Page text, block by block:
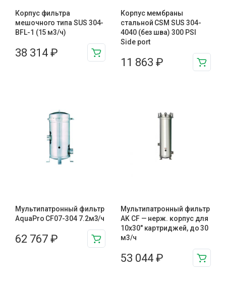
Корпус фильтра
мешочного типа SUS 304-
BFL-1 (15 м3/ч)
38 314 ₽
Корпус мембраны
стальной CSM SUS 304-
4040 (без шва) 300 PSI
Side port
11 863 ₽
Мультипатронный фильтр
AquaPro CF07-304 7.2м3/ч
62 767 ₽
Мультипатронный фильтр
AK CF — нерж. корпус для
10х30″ картриджей, до 30
м3/ч
53 044 ₽